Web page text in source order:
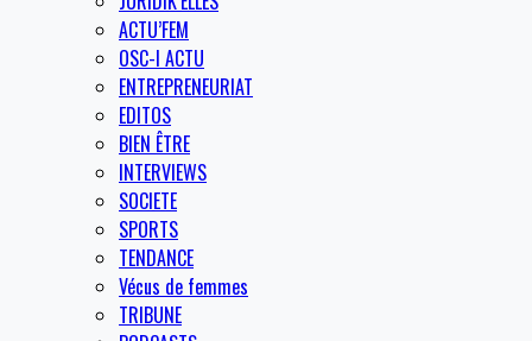
ACTU’FEM
OSC-I ACTU
ENTREPRENEURIAT
EDITOS
BIEN ÊTRE
INTERVIEWS
SOCIETE
SPORTS
TENDANCE
Vécus de femmes
TRIBUNE